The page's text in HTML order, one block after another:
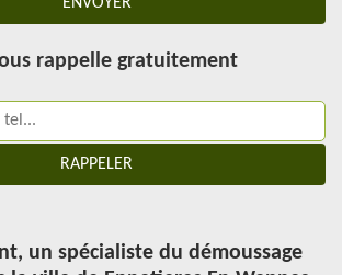
rappelle gratuitement
un spécialiste du démoussage